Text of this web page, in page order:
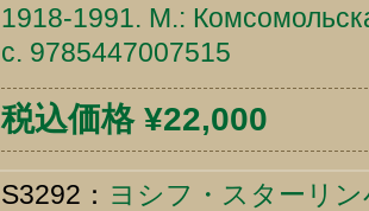
1918-1991. М.:
c. 9785447007515
税込価格 ¥22,000
S3292： ヨシフ・スターリン